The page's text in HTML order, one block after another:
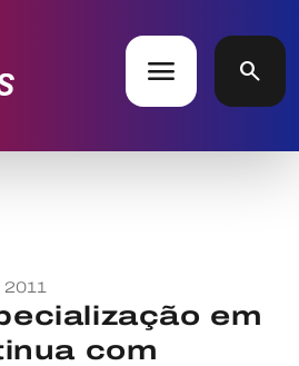
menu search
2011
em
com